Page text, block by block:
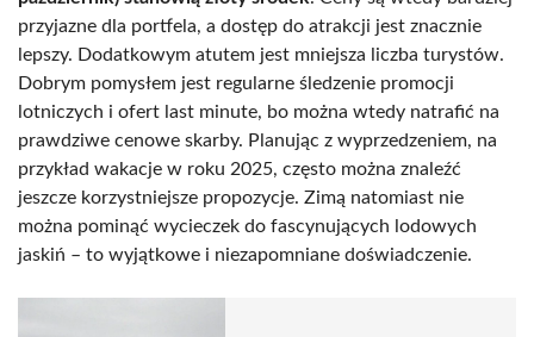
przyjazne dla portfela, a dostęp do atrakcji jest znacznie
lepszy. Dodatkowym atutem jest mniejsza liczba turystów.
Dobrym pomysłem jest regularne śledzenie promocji
lotniczych i ofert last minute, bo można wtedy natrafić na
prawdziwe cenowe skarby. Planując z wyprzedzeniem, na
przykład wakacje w roku 2025, często można znaleźć
jeszcze korzystniejsze propozycje. Zimą natomiast nie
można pominąć wycieczek do fascynujących lodowych
jaskiń – to wyjątkowe i niezapomniane doświadczenie.